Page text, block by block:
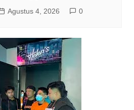
Agustus 4, 2026 0